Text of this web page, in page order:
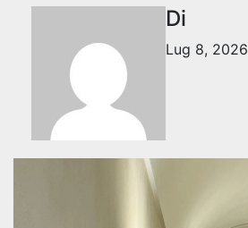
Di
Lug 8, 2026